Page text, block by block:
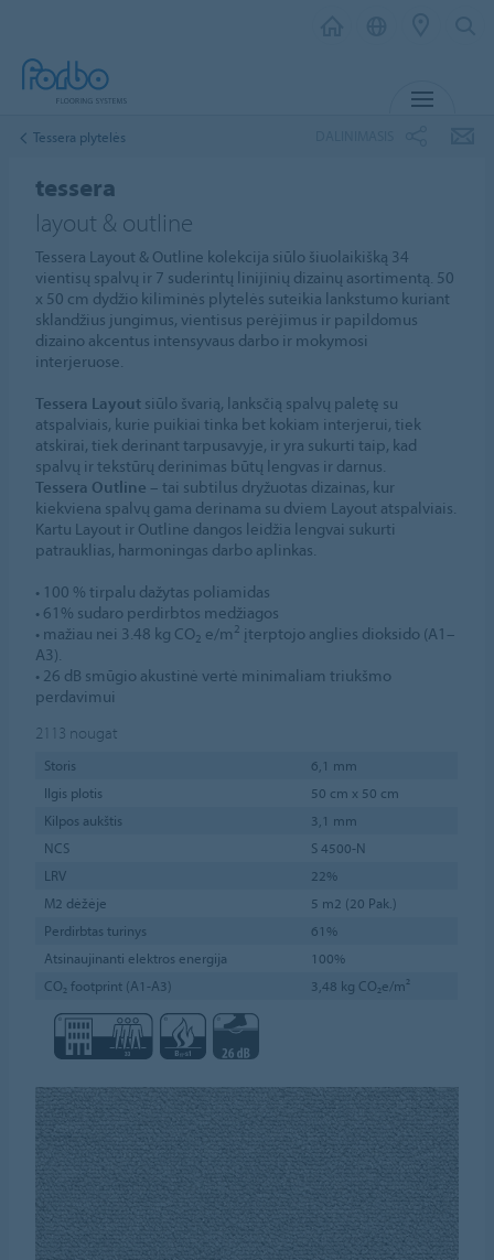
Tessera plytelės
tessera
layout & outline
Tessera Layout & Outline kolekcija siūlo šiuolaikišką 34
vientisų spalvų ir 7 suderintų linijinių dizainų asortimentą. 50
x 50 cm dydžio kiliminės plytelės suteikia lankstumo kuriant
sklandžius jungimus, vientisus perėjimus ir papildomus
dizaino akcentus intensyvaus darbo ir mokymosi
interjeruose.
Tessera Layout siūlo švarią, lanksčią spalvų paletę su
atspalviais, kurie puikiai tinka bet kokiam interjerui, tiek
atskirai, tiek derinant tarpusavyje, ir yra sukurti taip, kad
spalvų ir tekstūrų derinimas būtų lengvas ir darnus.
Tessera Outline – tai subtilus dryžuotas dizainas, kur
kiekviena spalvų gama derinama su dviem Layout atspalviais.
Kartu Layout ir Outline dangos leidžia lengvai sukurti
patrauklias, harmoningas darbo aplinkas.
• 100 % tirpalu dažytas poliamidas
• 61% sudaro perdirbtos medžiagos
• mažiau nei 3.48 kg CO2 e/m 2 įterptojo anglies dioksido (A1–
A3).
• 26 dB smūgio akustinė vertė minimaliam triukšmo
perdavimui
2113 nougat
Storis
6,1 mm
Ilgis plotis
50 cm x 50 cm
Kilpos aukštis
3,1 mm
NCS
S 4500-N
LRV
22%
M2 dėžėje
5 m2 (20 Pak.)
Perdirbtas turinys
61%
Atsinaujinanti elektros energija
100%
CO₂ footprint (A1-A3)
3,48 kg CO₂e/m²